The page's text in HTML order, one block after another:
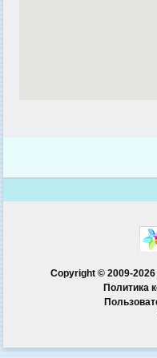
Copyright © 2009-
Политика